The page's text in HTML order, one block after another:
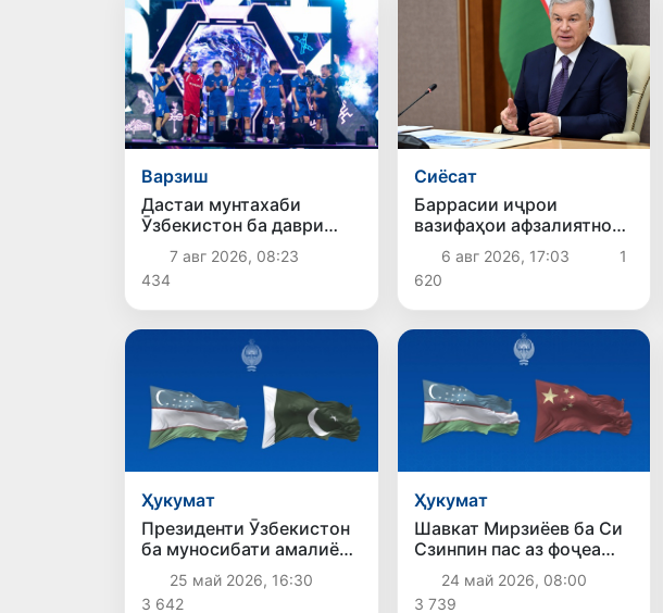
Варзиш
Дастаи мунтахаби
Ӯзбекистон ба даври
чорякниҳоии «Бозиҳои
Оянда – 2026» дар
Остона роҳ ёфт
7 авг 2026, 08:23
434
Сиёсат
Баррасии иҷрои
вазифаҳои афзалиятнок
дар соҳаи энергетика
6 авг 2026, 17:03
1
620
Ҳукумат
Президенти Ӯзбекистон
ба муносибати амалиёти
террористӣ дар Кветта
ҳамдардӣ ирсол кард
25 май 2026, 16:30
3 642
Ҳукумат
Шавкат Мирзиёев ба Си
Сзинпин пас аз фоҷеа
дар кони ангишти Чин
изҳори ҳамдардӣ кард
24 май 2026, 08:00
3 739